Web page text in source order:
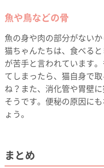
魚や鳥などの骨
魚の身や肉の部分がない
猫ちゃんたちは、食べる
が苦手と言われています
てしまったら、猫自身で
ね？また、消化管や胃壁
そうです。便秘の原因に
ょう。
まとめ